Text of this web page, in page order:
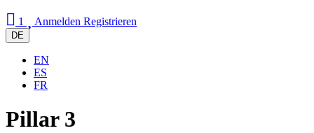
1 Anmelden Registrieren
DE
EN
ES
FR
Pillar 3